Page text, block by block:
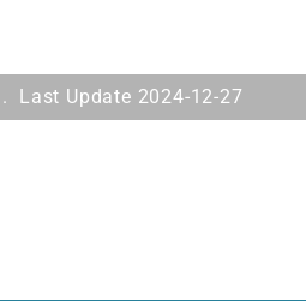
Last Update 2024-12-27